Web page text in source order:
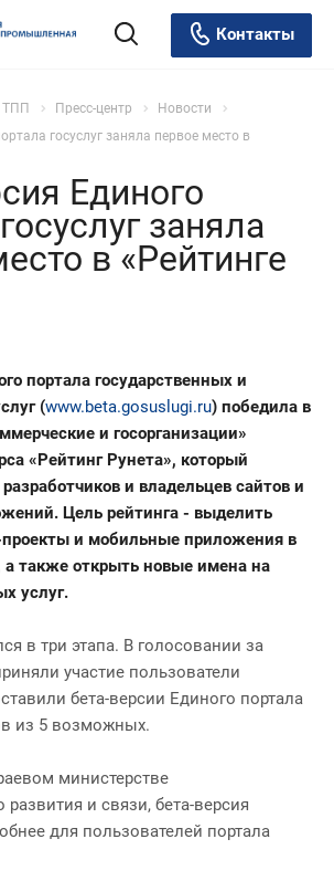
Контакты
ТПП Пресс-центр
Новости
госуслуг заняла первое место в
Единого
заняла
в «Рейтинге
портала государственных и
(www.beta.gosuslugi.ru) победила в
и госорганизации»
«Рейтинг Рунета», который
и владельцев сайтов и
Цель рейтинга - выделить
и мобильные приложения в
также открыть новые имена на
услуг.
в три этапа. В голосовании за
участие пользователи
бета-версии Единого портала
из 5 возможных.
министерстве
и связи, бета-версия
для пользователей портала